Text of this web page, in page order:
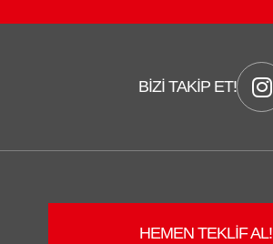
BIZI TAKIP ET!
HEMEN TEKLIF AL!